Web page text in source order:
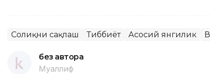
Соғлиқни сақлаш Тиббиёт Асосий янгилик
без автора
Муаллиф